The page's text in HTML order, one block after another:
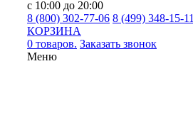
с 10:00 до 20:00
8 (800) 302-77-06 8 (499) 348-15-11
КОРЗИНА
0 товаров. Заказать звонок
Меню